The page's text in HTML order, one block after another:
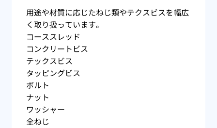
用途や材質に応じたねじ類やテクスビスを幅広
く取り扱っています。
コーススレッド
コンクリートビス
テックスビス
タッピングビス
ボルト
ナット
ワッシャー
全ねじ